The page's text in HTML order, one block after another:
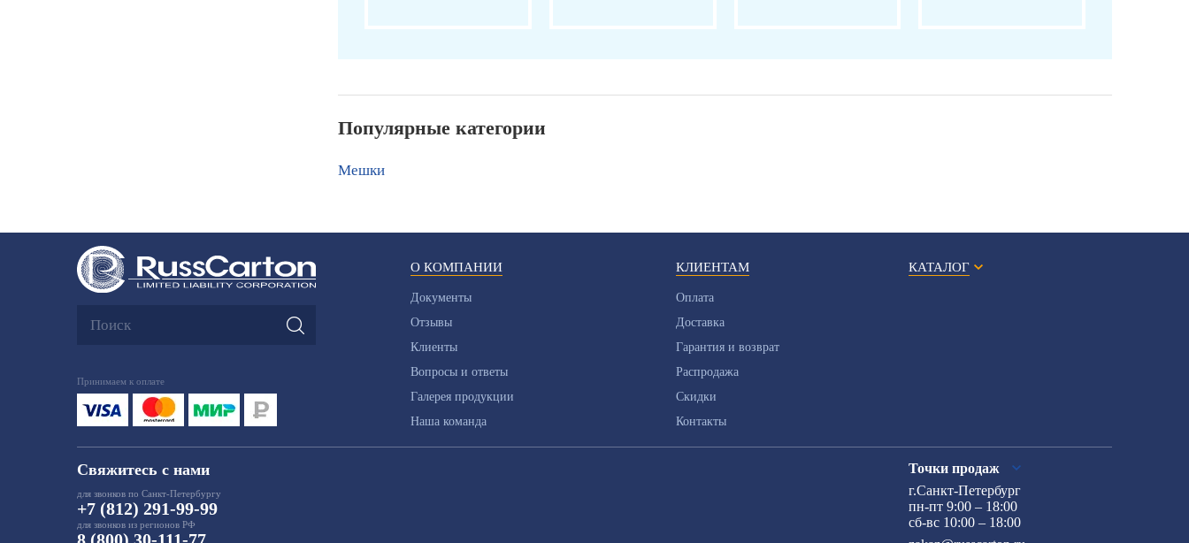
Популярные категории
Мешки
Принимаем к оплате
О КОМПАНИИ
Документы
Отзывы
Клиенты
Вопросы и ответы
Галерея продукции
Наша команда
КЛИЕНТАМ
Оплата
Доставка
Гарантия и возврат
Распродажа
Скидки
Контакты
КАТАЛОГ
Свяжитесь с нами
для звонков по Санкт-Петербургу
+7 (812) 291-99-99
для звонков из регионов РФ
Точки продаж
г.Санкт-Петербург
пн-пт 9:00 – 18:00
сб-вс 10:00 – 18:00